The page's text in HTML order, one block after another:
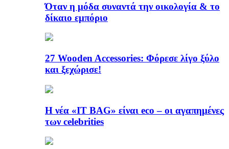
Όταν η μόδα συναντά την οικολογία & το
δίκαιο εμπόριο
27 Wooden Accessories: Φόρεσε λίγο ξύλο
και ξεχώρισε!
Η νέα «IT BAG» είναι eco – οι αγαπημένες
των celebrities